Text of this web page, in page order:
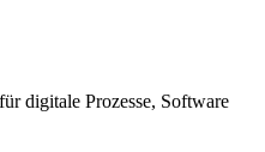
digitale Prozesse, Software